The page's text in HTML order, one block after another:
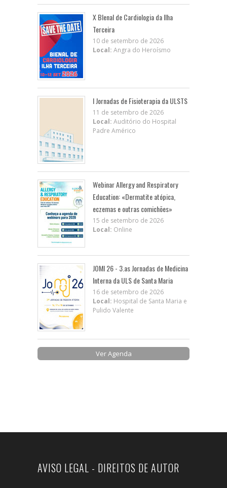
X BIenal de Cardiologia da Ilha
Terceira
10 de setembro de 2026
Local: Angra do Heroísmo
I Jornadas de Fisioterapia da ULSTS
11 de setembro de 2026
Local: Auditório do Hospital
Padre Américo
Webinar Allergy and Respiratory
Education: «Dermatite atópica,
eczemas e outras comichões»
15 de setembro de 2026
Local: Online
JOMI 26 - 3.as Jornadas de Medicina
Interna da ULS de Santa Maria
16 de setembro de 2026
Local: Hospital de Santa Maria e
Pulido Valente
Ver Agenda
AVISO LEGAL - DIREITOS DE AUTOR